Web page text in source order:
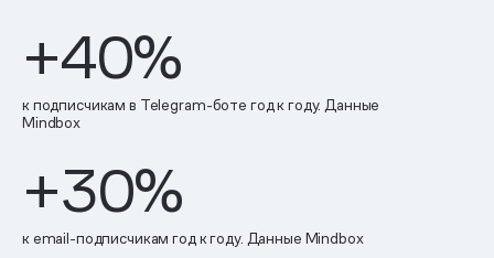
+40%
к подписчикам в Telegram-боте год к году. Данные
Mindbox
+30%
к email-подписчикам год к году. Данные Mindbox